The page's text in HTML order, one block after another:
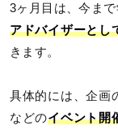
3ヶ月目は、今ま
アドバイザーとし
きます。
具体的には、企画
などのイベント開